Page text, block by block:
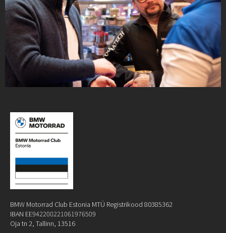
BMW Motorrad Club Estonia MTÜ Registrikood 80385362
IBAN EE942200221061976509
Oja tn 2, Tallinn, 13516